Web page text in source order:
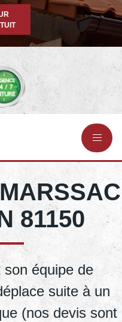
81150
équipe de
suite à un
(nos devis sont